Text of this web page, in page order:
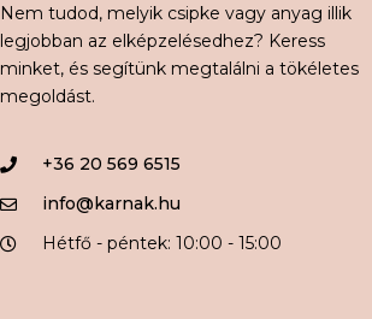
Nem tudod, melyik csipke vagy anyag illik
legjobban az elképzelésedhez? Keress
minket, és segítünk megtalálni a tökéletes
megoldást.
+36 20 569 6515
info@karnak.hu
Hétfő - péntek: 10:00 - 15:00